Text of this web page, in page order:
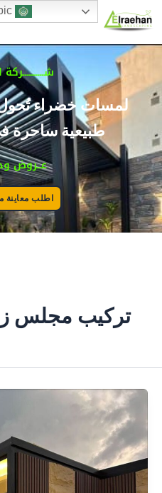
تخطي
إلى
المحتوى
شــــــــــركة
لمسات خضراء
طبيعية ساحرة
عــروض
اطلب معاينة
تركيب مجلس